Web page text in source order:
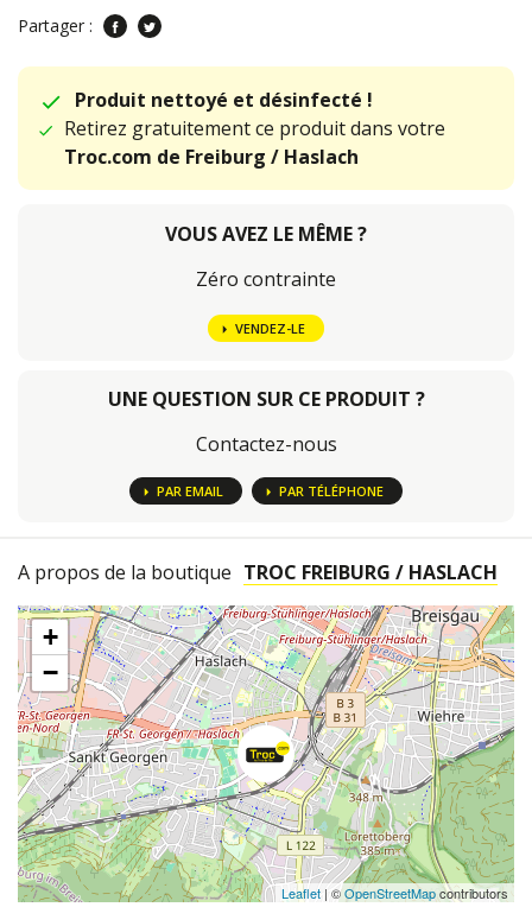
Partager :
Produit nettoyé et désinfecté !
Retirez gratuitement ce produit dans votre
Troc.com de Freiburg / Haslach
VOUS AVEZ LE MÊME ?
Zéro contrainte
VENDEZ-LE
UNE QUESTION SUR CE PRODUIT ?
Contactez-nous
PAR EMAIL PAR TÉLÉPHONE
A propos de la boutique TROC FREIBURG / HASLACH
+
−
Leaflet | ©OpenStreetMapcontributors